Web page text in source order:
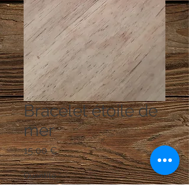
Bracelet étoile de
mer
15,00 €Prix
Quantité *